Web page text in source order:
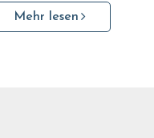
Mehr lesen